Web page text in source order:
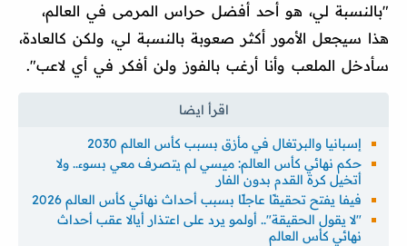
"بالنسبة لي، هو أحد أفضل حراس المرمى في العالم،
هذا سيجعل الأمور أكثر صعوبة بالنسبة لي، ولكن كالعادة،
سأدخل الملعب وأنا أرغب بالفوز ولن أفكر في أي لاعب".
إسبانيا والبرتغال في مأزق بسبب كأس العالم 2030
حكم نهائي كأس العالم: ميسي لم يتصرف معي بسوء.. ولا
أتخيل كرة القدم بدون الفار
فيفا يفتح تحقيقًا عاجلًا بسبب أحداث نهائي كأس العالم 2026
"لا يقول الحقيقة".. أولمو يرد على اعتذار أيالا عقب أحداث
نهائي كأس العالم